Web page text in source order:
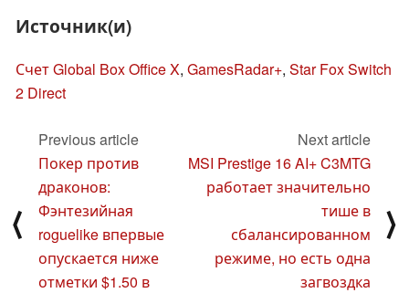
Источник(и)
Счет Global Box Office X, GamesRadar+, Star Fox Switch
2 Direct
⟨
Previous article
Покер против
драконов:
Фэнтезийная
roguelike впервые
опускается ниже
отметки $1.50 в
Next article
MSI Prestige 16 AI+ C3MTG
работает значительно
тише в
сбалансированном
режиме, но есть одна
загвоздка
⟩